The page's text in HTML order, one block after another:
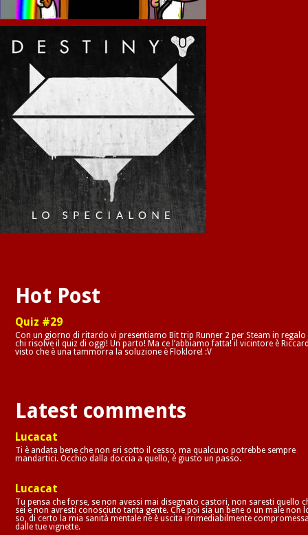
Hot Post
Quiz #29
Con un giorno di ritardo vi presentiamo Bit trip Runner 2 per Steam in regalo
chi risolve il quiz di oggi! Un parto! Ma ce l’abbiamo fatta! il vicintore è
visto che è una tammorra la soluzione è Floklore! :V
Latest comments
Lucacat
Ti è andata bene che non eri sotto il cesso, ma qualcuno potrebbe sempre
mandartici. Occhio dalla doccia a quello, è giusto un passo.
Lucacat
Tu pensa che forse, se non avessi mai disegnato castori, non saresti quello
sei e non avresti conosciuto tanta gente. Che poi sia un bene o un male non
so, di certo la mia sanità mentale ne è uscita irrimediabilmente
dalle tue vignette.